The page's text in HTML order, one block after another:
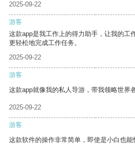
2025-09-22
游客
这款app是我工作上的得力助手，让我的工
更轻松地完成工作任务。
2025-09-22
游客
这款app就像我的私人导游，带我领略世界
2025-09-22
游客
这款软件的操作非常简单，即使是小白也能